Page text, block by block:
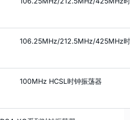
106.25MHz/212.5MHz/425MHz
100MHz HCSL时钟振荡器